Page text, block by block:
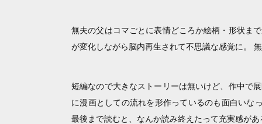
無夫の父はコマごとに表情どころか絵柄・形状ま
が変化しながら脳内再生されて不思議な感覚に。
短編なので大きなストーリーは無いけど、作中で
に漫画としての流れを形作っているのも面白いな
最後まで読むと、なんか読み終えたって充実感があ